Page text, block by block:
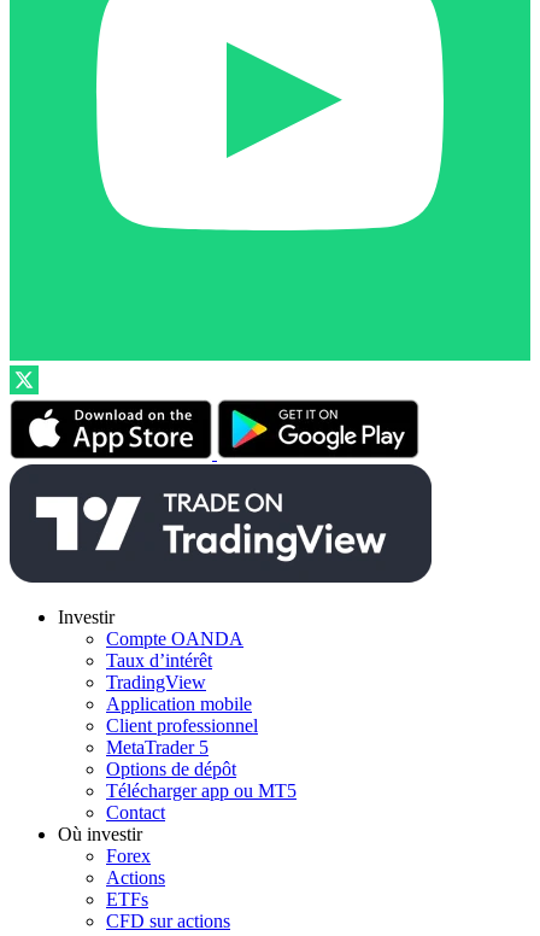
Investir
Compte OANDA
Taux d’intérêt
TradingView
Application mobile
Client professionnel
MetaTrader 5
Options de dépôt
Télécharger app ou MT5
Contact
Où investir
Forex
Actions
ETFs
CFD sur actions